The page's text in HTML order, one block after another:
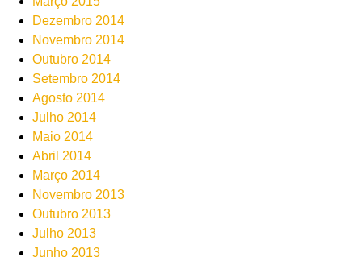
Dezembro 2014
Novembro 2014
Outubro 2014
Setembro 2014
Agosto 2014
Julho 2014
Maio 2014
Abril 2014
Março 2014
Novembro 2013
Outubro 2013
Julho 2013
Junho 2013